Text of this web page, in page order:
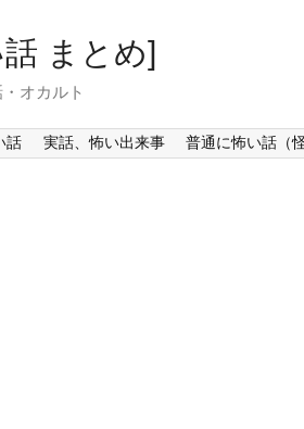
まとめ]
オカルト
話 実話、怖い出来事 普通に怖い話（怪